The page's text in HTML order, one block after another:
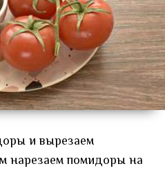
и вырезаем
нарезаем помидоры на